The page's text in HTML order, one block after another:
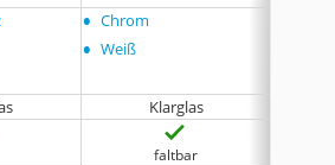
• Chrom
• Weiß
Klarglas
faltbar